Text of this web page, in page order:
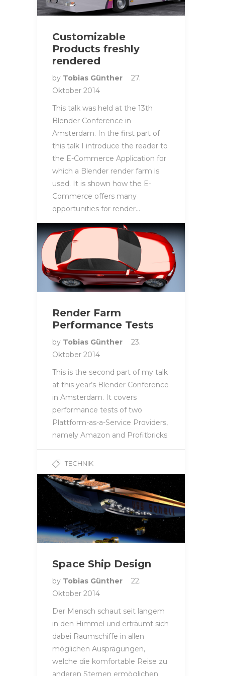
Customizable
Products freshly
rendered
by Tobias Günther
27.
Oktober 2014
This talk was held at the 13th
Blender Conference in
Amsterdam. In the first part of
this talk I introduce the reader to
the E-Commerce Application for
which a Blender render farm is
used. It is shown how the E-
Commerce offers many
opportunities for render…
ALLGEMEIN
Render Farm
Performance Tests
by Tobias Günther
23.
Oktober 2014
This is the second part of my talk
at this year’s Blender Conference
in Amsterdam. It covers
performance tests of two
Plattform-as-a-Service Providers,
namely Amazon and Profitbricks.
TECHNIK
Space Ship Design
by Tobias Günther
22.
Oktober 2014
Der Mensch schaut seit langem
in den Himmel und erträumt sich
dabei Raumschiffe in allen
möglichen Ausprägungen,
welche die komfortable Reise zu
anderen Sternen ermöglichen